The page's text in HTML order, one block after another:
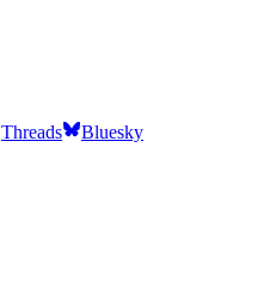
Threads Bluesky